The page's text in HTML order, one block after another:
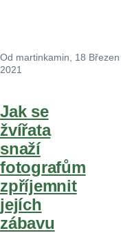
Od martinkamin , 18 Březen
2021
Jak se
žvířata
snaží
fotografům
zpříjemnit
jejích
zábavu